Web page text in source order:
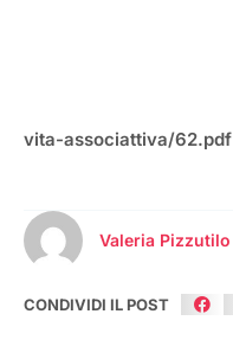
vita-associattiva/62.pdf
Valeria Pizzutilo
CONDIVIDI IL POST